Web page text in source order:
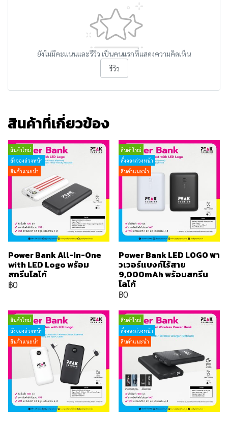
ยังไม่มีคะแนนและรีวิว เป็นคนแรกที่แสดงความคิดเห็น
รีวิว
สินค้าที่เกี่ยวข้อง
สินค้าใหม่
สั่งจองล่วงหน้า
สินค้าแนะนำ
Power Bank All-In-One
with LED Logo พร้อม
สกรีนโลโก้
฿0
สินค้าใหม่
สั่งจองล่วงหน้า
สินค้าแนะนำ
Power Bank LED LOGO พา
วเวอร์แบงค์ไร้สาย
9,000mAh พร้อมสกรีน
โลโก้
฿0
สินค้าใหม่
สั่งจองล่วงหน้า
สินค้าแนะนำ
สินค้าใหม่
สั่งจองล่วงหน้า
สินค้าแนะนำ